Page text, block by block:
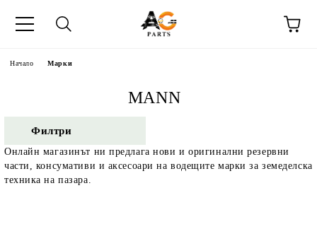
Начало Марки
MANN
Филтри
Онлайн магазинът ни предлага нови и оригинални резервни
части, консумативи и аксесоари на водещите марки за земеделска
техника на пазара.